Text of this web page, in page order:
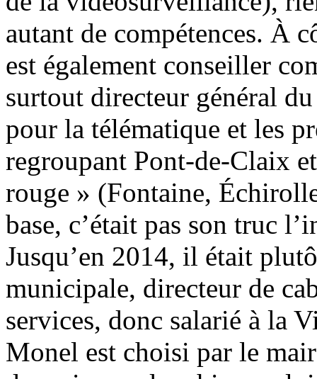
autant de compétences. À
est également conseiller
surtout directeur général
pour la télématique et les
regroupant Pont-de-Claix
rouge » (Fontaine,
base, c’était pas son truc
Jusqu’en 2014, il était
municipale, directeur de
services, donc salarié à la
Monel est choisi par le